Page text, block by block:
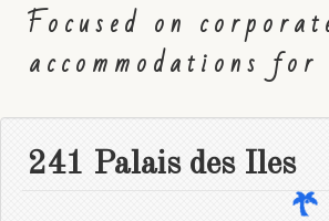
Focused on
accommodations
241 Palais des Iles